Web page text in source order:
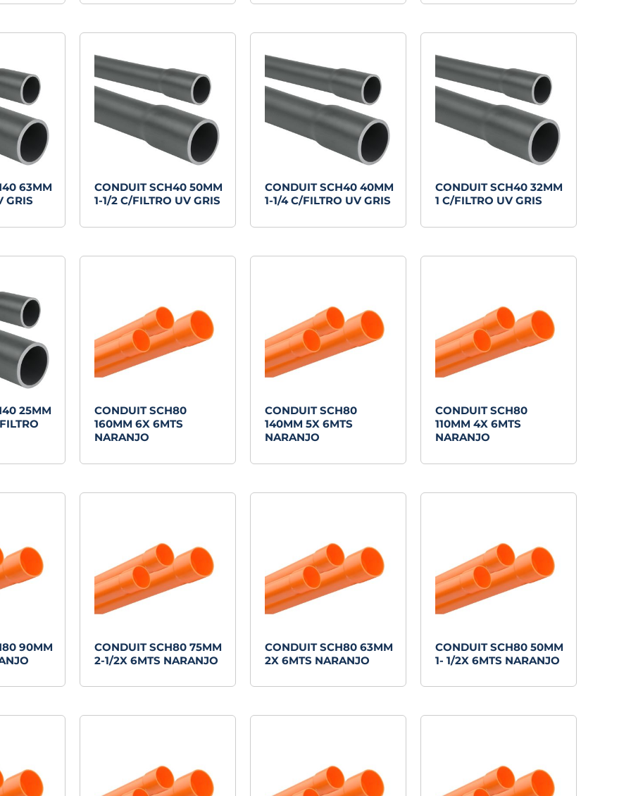
63MM
GRIS
CONDUIT SCH40 50MM
1-1/2 C/FILTRO UV GRIS
CONDUIT SCH40 40MM
1-1/4 C/FILTRO UV GRIS
CONDUIT SCH40 32MM
1 C/FILTRO UV GRIS
25MM
CONDUIT SCH80
160MM 6X 6MTS
NARANJO
CONDUIT SCH80
140MM 5X 6MTS
NARANJO
CONDUIT SCH80
110MM 4X 6MTS
NARANJO
90MM
CONDUIT SCH80 75MM
2-1/2X 6MTS NARANJO
CONDUIT SCH80 63MM
2X 6MTS NARANJO
CONDUIT SCH80 50MM
1- 1/2X 6MTS NARANJO